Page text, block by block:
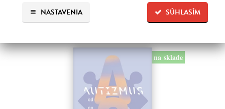
SÚHLASÍM
NASTAVENIA
22,60 € ?
na sklade